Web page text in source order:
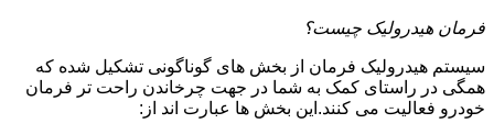
فرمان هیدرولیک چیست؟
سیستم هیدرولیک فرمان از بخش های گوناگونی تشکیل شده که
همگی در راستای کمک به شما در جهت چرخاندن راحت تر فرمان
خودرو فعالیت می کنند.این بخش ها عبارت اند از: